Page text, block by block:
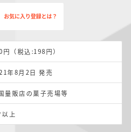
お気に入り登録とは？
円（税込:198円）
年8月2日 発売
量販店の菓子売場等
上